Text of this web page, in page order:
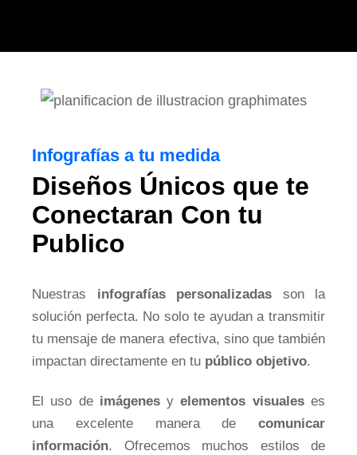
Infografías a tu medida
Diseños Únicos que te
Conectaran Con tu
Publico
Nuestras infografías personalizadas son la
solución perfecta. No solo te ayudan a transmitir
tu mensaje de manera efectiva, sino que también
impactan directamente en tu público objetivo.
El uso de imágenesyelementos visualeses
una excelente manera de comunicar
información. Ofrecemos muchos estilos de